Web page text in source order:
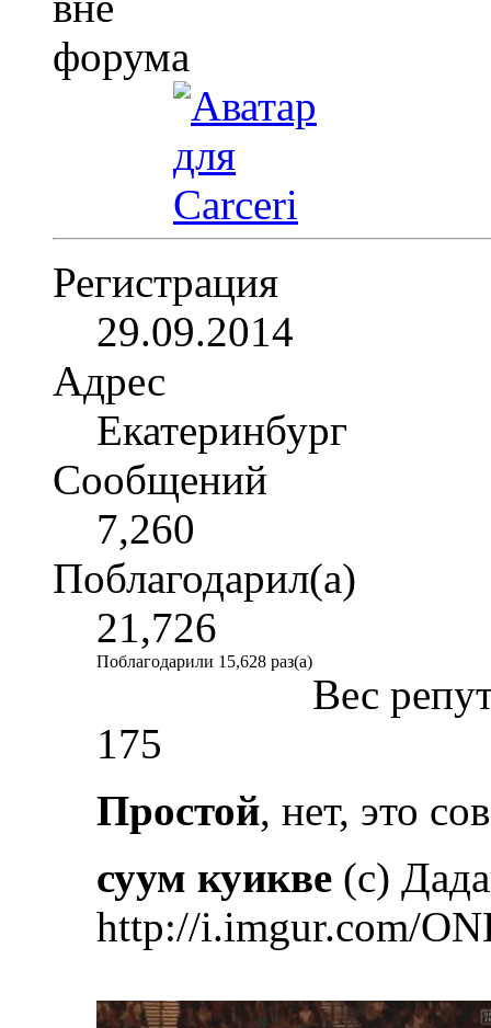
Регистрация
29.09.2014
Адрес
Екатеринбург
Сообщений
7,260
Поблагодарил(а)
21,726
Поблагодарили 15,628 раз(а)
Вес
175
Простой, нет, это
суум куикве (с)
http://i.imgur.com/